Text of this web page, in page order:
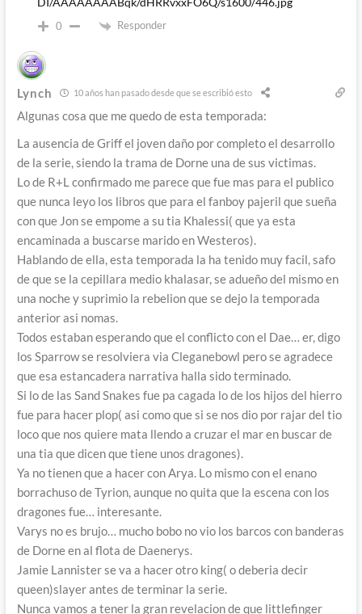
0 Responder
Lynch 10 años han pasado desde que se escribió esto
Algunas cosa que me quedo de esta temporada:
La ausencia de Griff el joven daño por completo el desarrollo
de la serie, siendo la trama de Dorne una de sus victimas.
Lo de R+L confirmado me parece que fue mas para el publico
que nunca leyo los libros que para el fanboy pajeril que sueña
con que Jon se empome a su tia Khalessi( que ya esta
encaminada a buscarse marido en Westeros).
Hablando de ella, esta temporada la ha tenido muy facil, safo
de que se la cepillara medio khalasar, se adueño del mismo en
una noche y suprimio la rebelion que se dejo la temporada
anterior asi nomas.
Todos estaban esperando que el conflicto con el Dae… er, digo
los Sparrow se resolviera via Cleganebowl pero se agradece
que esa estancadera narrativa halla sido terminado.
Si lo de las Sand Snakes fue pa cagada lo de los hijos del hierro
fue para hacer plop( asi como que si se nos dio por rajar del tio
loco que nos quiere mata llendo a cruzar el mar en buscar de
una tia que dicen que tiene unos dragones).
Ya no tienen que a hacer con Arya. Lo mismo con el enano
borrachuso de Tyrion, aunque no quita que la escena con los
dragones fue… interesante.
Varys no es brujo… mucho bobo no vio los barcos con banderas
de Dorne en al flota de Daenerys.
Jamie Lannister se va a hacer otro king( o deberia decir
queen)slayer antes de terminar la serie.
Nunca vamos a tener la gran revelacion de que littlefinger